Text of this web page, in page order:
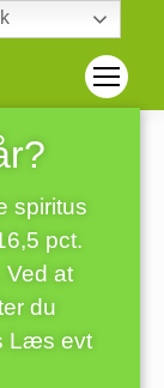
Weissbier
spiritus
pct.
Ved at
du
Læs evt